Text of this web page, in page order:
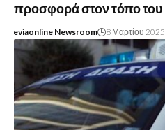
προσφορά στον τόπο του
eviaonline Newsroom 8 Μαρτίου 2025